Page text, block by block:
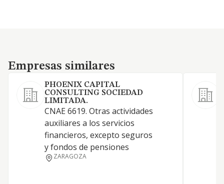
Empresas similares
Empresas similares
PHOENIX CAPITAL
CONSULTING SOCIEDAD
LIMITADA.
CNAE 6619. Otras actividades
auxiliares a los servicios
financieros, excepto seguros
y fondos de pensiones
ZARAGOZA